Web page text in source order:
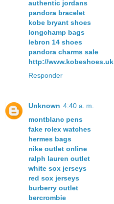
authentic jordans
pandora bracelet
kobe bryant shoes
longchamp bags
lebron 14 shoes
pandora charms sale
http://www.kobeshoes.uk
Responder
Unknown 4:40 a. m.
montblanc pens
fake rolex watches
hermes bags
nike outlet online
ralph lauren outlet
white sox jerseys
red sox jerseys
burberry outlet
bercrombie